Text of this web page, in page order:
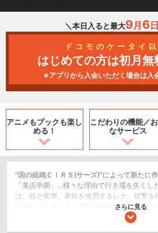
＼本日入ると最大9月 6日
ドコモのケータイ
はじめての方は初月無
※アプリから入会いただく場合は入
アニメもブックも楽し
める！
こだわりの機能／
なサービス
“国の組織ＣＩＲＳ(サーズ)”によって新たに
「美浜学園」…様々な理由で行き場を失くし
は、銃と実弾。拳銃を使用するレナ、狙撃を
情報処理のクリス、諜報活動担当の忍者ムラ
ＳＯＲＤ(ソード)のメンバーとして、警察や
さらに見る